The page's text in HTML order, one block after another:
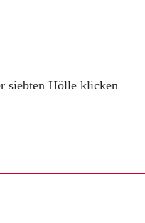
siebten Hölle klicken